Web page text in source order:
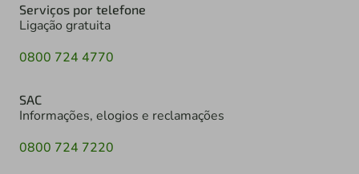
Serviços por telefone
Ligação gratuita
0800 724 4770
SAC
Informações, elogios e reclamações
0800 724 7220